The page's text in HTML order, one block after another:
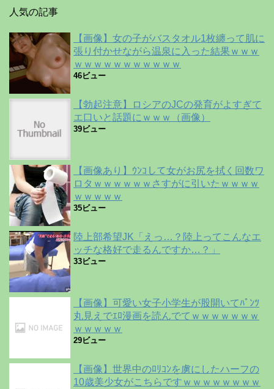
人気の記事
【画像】女の子がバスタオル1枚纏って肌に
張り付かせながら温泉に入った結果ｗｗｗ
ｗｗｗｗｗｗｗｗｗｗｗ
46ビュー
【勃起注意】ロシアのJCの発育がよすぎて
エ口いと話題にｗｗｗ（画像）
39ビュー
【画像あり】ｳﾝｺして女がお尻を拭く回数ワ
ロタｗｗｗｗｗｗさすがに引いたｗｗｗｗ
ｗｗｗｗｗ
35ビュー
陸上部希望JK「えっ…？陸上ってこんなエ
ッチな格好で走るんですか…？」
33ビュー
【画像】可愛い女子小学生が股開いてﾊﾟﾝﾂ
丸見えでｴﾛ漫画を読んでてｗｗｗｗｗｗｗ
ｗｗｗｗｗ
29ビュー
【画像】世界中のﾛﾘｺﾝを虜にしたハーフの
10歳美少女がこちらですｗｗｗｗｗｗｗｗ